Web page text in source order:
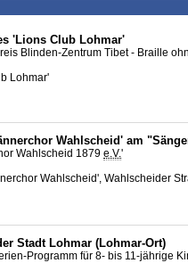
'Lions Club Lohmar'
Blinden-Zentrum Tibet - Braille
Lohmar'
Wahlscheid' am
Wahlscheid 1879 e.V.'
Wahlscheid', Wahlscheider
Stadt Lohmar (Lohmar-Ort)
Programm für 8- bis 11-jährige